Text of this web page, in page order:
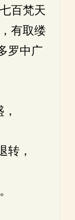
百梵天
有取缕
罗中广
转，